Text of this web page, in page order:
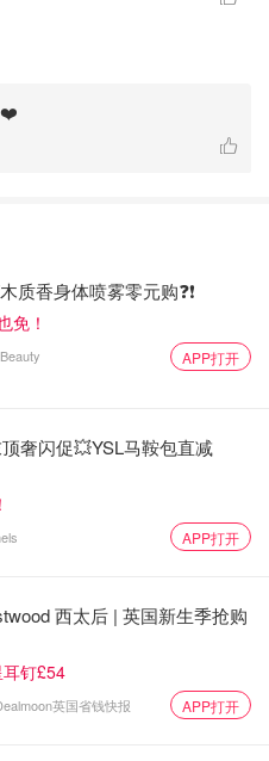
向软绒吸头.
质香身体喷雾零元购❓❗
免！
APP打开
奢闪促💥YSL马鞍包直减
APP打开
西太后 | 英国新生季抢购
钉£54
英国省钱快报 APP打开